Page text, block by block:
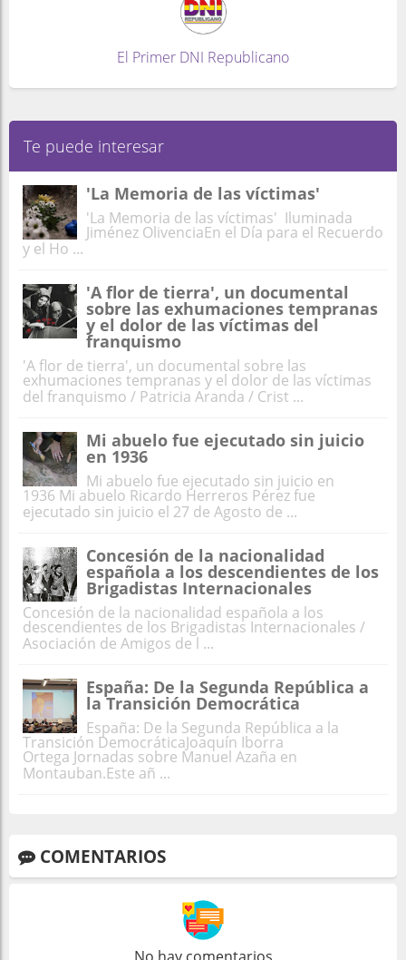
El Primer DNI Republicano
Te puede interesar
'La Memoria de las víctimas'
'La Memoria de las víctimas' Iluminada
Jiménez OlivenciaEn el Día para el Recuerdo
y el Ho ...
'A flor de tierra', un documental
sobre las exhumaciones tempranas
y el dolor de las víctimas del
franquismo
'A flor de tierra', un documental sobre las
exhumaciones tempranas y el dolor de las víctimas
del franquismo / Patricia Aranda / Crist ...
Mi abuelo fue ejecutado sin juicio
en 1936
Mi abuelo fue ejecutado sin juicio en
1936 Mi abuelo Ricardo Herreros Pérez fue
ejecutado sin juicio el 27 de Agosto de ...
Concesión de la nacionalidad
española a los descendientes de los
Brigadistas Internacionales
Concesión de la nacionalidad española a los
descendientes de los Brigadistas Internacionales /
Asociación de Amigos de l ...
España: De la Segunda República a
la Transición Democrática
España: De la Segunda República a la
Transición DemocráticaJoaquín Iborra
Ortega Jornadas sobre Manuel Azaña en
Montauban.Este añ ...
COMENTARIOS